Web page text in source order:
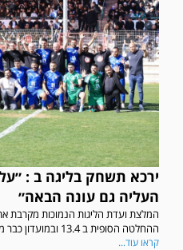
ירכא תשחק בליגה ב :
העליה גם עונה הבאה״
המלצת ועדת הליגות הנמוכות מקרבת את
ההחלטה הסופית ב 13.4 ובמועדון כבר מכוונים גבוה...
קראו עוד...